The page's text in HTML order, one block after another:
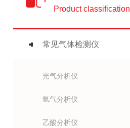
Product classification
常见气体检测仪
光气分析仪
氩气分析仪
乙酸分析仪